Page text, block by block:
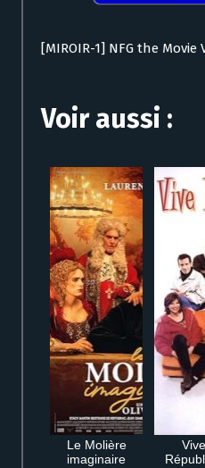
[MIROIR-1] NFG the Movie
Voir aussi :
Le Molière
imaginaire